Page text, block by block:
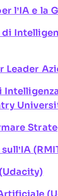
l’IA e la
Leader